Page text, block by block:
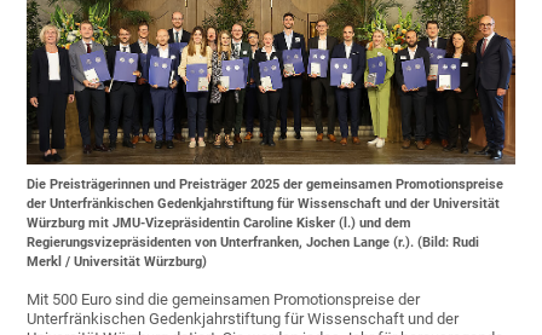
Die Preisträgerinnen und Preisträger 2025 der gemeinsamen Promotionspreise
der Unterfränkischen Gedenkjahrstiftung für Wissenschaft und der Universität
Würzburg mit JMU-Vizepräsidentin Caroline Kisker (l.) und dem
Regierungsvizepräsidenten von Unterfranken, Jochen Lange (r.). (Bild: Rudi
Merkl / Universität Würzburg)
Mit 500 Euro sind die gemeinsamen Promotionspreise der
Unterfränkischen Gedenkjahrstiftung für Wissenschaft und der